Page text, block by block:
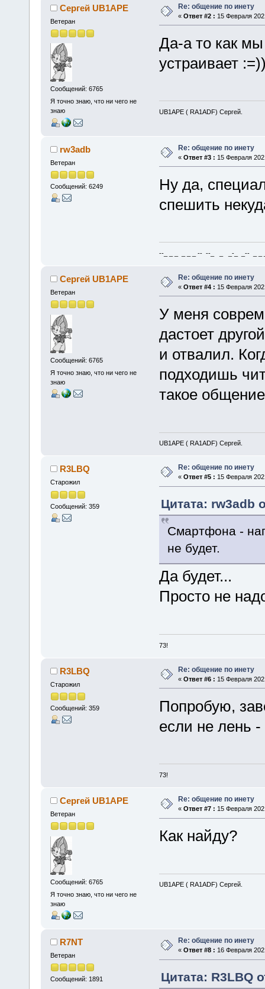
Сергей UB1APE
Ветеран
Сообщений: 6765
Я точно знаю, что ни чего не
знаю
Re: общение по инету
« Ответ #2 : 15 Февраля
Да-а то как
устраивает
UB1APE ( RA1ADF) Сергей.
rw3adb
Ветеран
Сообщений: 6249
Re: общение по инету
« Ответ #3 : 15 Февраля
Ну да,
спешить
--_ _ _ _ _ _ -- --_ _ _-_ _-- _ _
Сергей UB1APE
Ветеран
Сообщений: 6765
Я точно знаю, что ни чего не
знаю
Re: общение по инету
« Ответ #4 : 15 Февраля
У меня
дастоет
и отвалил.
подходишь
такое
UB1APE ( RA1ADF) Сергей.
R3LBQ
Старожил
Сообщений: 359
Re: общение по инету
« Ответ #5 : 15 Февраля
Цитата: rw3adb
Смартфона -
не будет.
Да будет...
Просто не
73!
R3LBQ
Старожил
Сообщений: 359
Re: общение по инету
« Ответ #6 : 15 Февраля
Попробую,
если не лень
73!
Сергей UB1APE
Ветеран
Сообщений: 6765
Я точно знаю, что ни чего не
знаю
Re: общение по инету
« Ответ #7 : 15 Февраля
Как найду?
UB1APE ( RA1ADF) Сергей.
R7NT
Ветеран
Сообщений: 1891
Re: общение по инету
« Ответ #8 : 16 Февраля
Цитата: R3LBQ